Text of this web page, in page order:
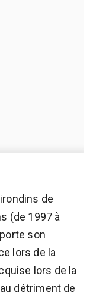
de
(de 1997 à
son
lors de la
lors de la
détriment de